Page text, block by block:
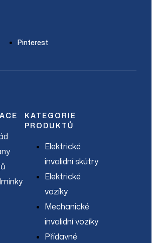
Pinterest
KATEGORIE
PRODUKTŮ
Elektrické
invalidní skútry
Elektrické
vozíky
Mechanické
invalidní vozíky
Přídavné